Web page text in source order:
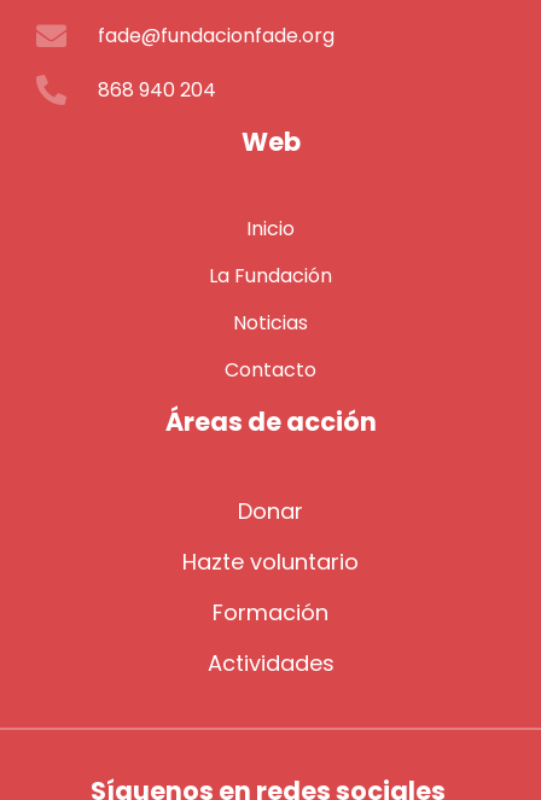
fade@fundacionfade.org
868 940 204
Web
Inicio
La Fundación
Noticias
Contacto
Áreas de acción
Donar
Hazte voluntario
Formación
Actividades
Síguenos en redes sociales